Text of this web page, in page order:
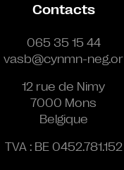
Contacts
065 35 15 44
vasb@cynmn-neg.or
12 rue de Nimy
7000 Mons
Belgique
TVA : BE 0452.781.152